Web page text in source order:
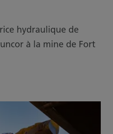
hydraulique de
à la mine de Fort